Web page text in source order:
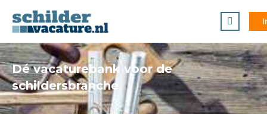
Dé vacaturebank voor de
schildersbranche